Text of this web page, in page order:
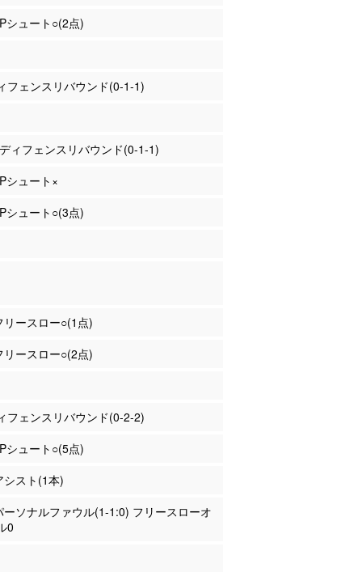
シュート○(2点)
フェンスリバウンド(0-1-1)
ィフェンスリバウンド(0-1-1)
シュート×
シュート○(3点)
ースロー○(1点)
ースロー○(2点)
フェンスリバウンド(0-2-2)
シュート○(5点)
スト(1本)
ーソナルファウル(1-1:0) フリースローオ
0